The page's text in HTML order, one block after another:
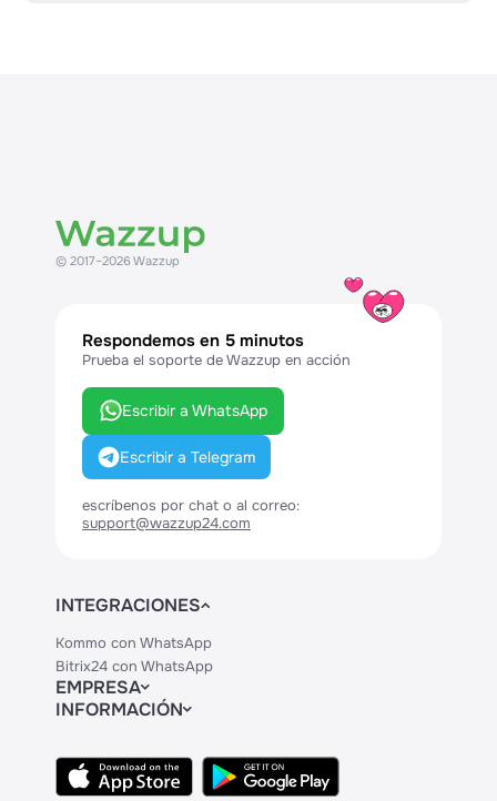
© 2017–2026 Wazzup
Respondemos en 5 minutos
Prueba el soporte de Wazzup en acción
Escribir a WhatsApp
Escribir a Telegram
escríbenos por chat o al correo:
support@wazzup24.com
INTEGRACIONES
Kommo con WhatsApp
Bitrix24 con WhatsApp
EMPRESA
Contactos
INFORMACIÓN
API
Centro de Ayuda